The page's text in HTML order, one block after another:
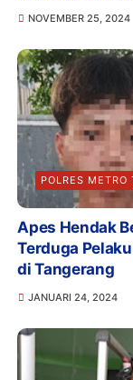
NOVEMBER 25, 2024
POLRES METRO
Apes Hendak
Terduga
di Tangerang
JANUARI 24, 2024